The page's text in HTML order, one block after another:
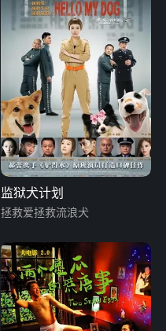
监狱犬计划
拯救爱拯救流浪犬